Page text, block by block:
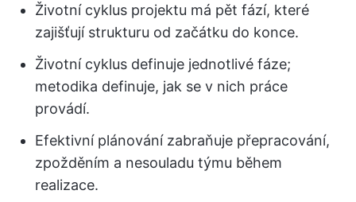
Životní cyklus projektu má pět fází, které
zajišťují strukturu od začátku do konce.
Životní cyklus definuje jednotlivé fáze;
metodika definuje, jak se v nich práce
provádí.
Efektivní plánování zabraňuje přepracování,
zpožděním a nesouladu týmu během
realizace.